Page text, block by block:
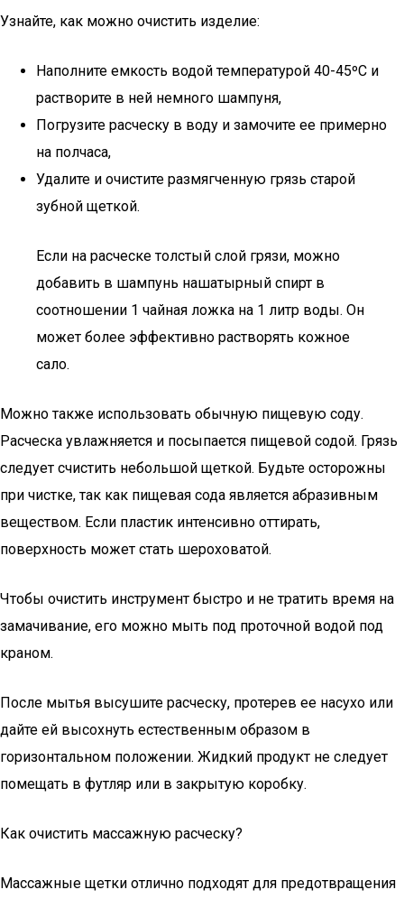
Узнайте, как можно очистить изделие:
Наполните емкость водой температурой 40-45ºC и
растворите в ней немного шампуня,
Погрузите расческу в воду и замочите ее примерно
на полчаса,
Удалите и очистите размягченную грязь старой
зубной щеткой.
Если на расческе толстый слой грязи, можно
добавить в шампунь нашатырный спирт в
соотношении 1 чайная ложка на 1 литр воды. Он
может более эффективно растворять кожное
сало.
Можно также использовать обычную пищевую соду.
Расческа увлажняется и посыпается пищевой содой. Грязь
следует счистить небольшой щеткой. Будьте осторожны
при чистке, так как пищевая сода является абразивным
веществом. Если пластик интенсивно оттирать,
поверхность может стать шероховатой.
Чтобы очистить инструмент быстро и не тратить время на
замачивание, его можно мыть под проточной водой под
краном.
После мытья высушите расческу, протерев ее насухо или
дайте ей высохнуть естественным образом в
горизонтальном положении. Жидкий продукт не следует
помещать в футляр или в закрытую коробку.
Как очистить массажную расческу?
Массажные щетки отлично подходят для предотвращения